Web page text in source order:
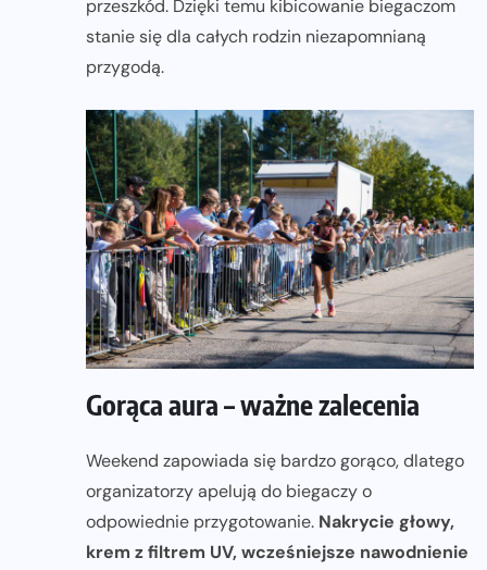
przeszkód. Dzięki temu kibicowanie biegaczom
stanie się dla całych rodzin niezapomnianą
przygodą.
Gorąca aura – ważne zalecenia
Weekend zapowiada się bardzo gorąco, dlatego
organizatorzy apelują do biegaczy o
odpowiednie przygotowanie. Nakrycie głowy,
krem z filtrem UV, wcześniejsze nawodnienie